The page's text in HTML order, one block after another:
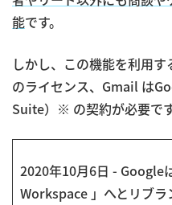
能です。
しかし、この機能を利用
のライセンス、Gmail は
Suite）※ の契約が必要です
2020年10月6日 - Google
Workspace 」へとリブ